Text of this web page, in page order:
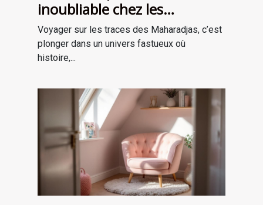
inoubliable chez les
Maharadjas ?
Voyager sur les traces des Maharadjas, c’est
plonger dans un univers fastueux où
histoire,...